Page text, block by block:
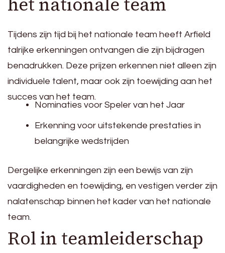
Tijdens zijn tijd bij het nationale team heeft Arfield
talrijke erkenningen ontvangen die zijn bijdragen
benadrukken. Deze prijzen erkennen niet alleen zijn
individuele talent, maar ook zijn toewijding aan het
succes van het team.
Nominaties voor Speler van het Jaar
Erkenning voor uitstekende prestaties in
belangrijke wedstrijden
Dergelijke erkenningen zijn een bewijs van zijn
vaardigheden en toewijding, en vestigen verder zijn
nalatenschap binnen het kader van het nationale
team.
Rol in teamleiderschap